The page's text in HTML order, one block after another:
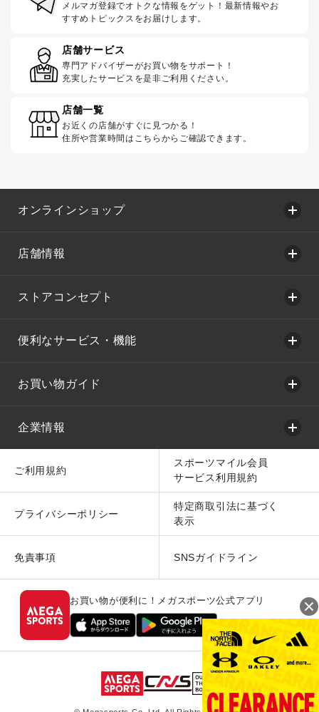
メルマガ登録でオトクな情報をゲット！最新情報やお
すすめトピックスをお届けします。
店舗サービス
専門アドバイザーがお買い物をサポート！
充実したサービスを是非ご利用ください。
店舗一覧
お近くの店舗がすぐに見つかる！
住所や営業時間はこちらからご確認できます。
オンラインショップ
店舗情報
ストアコンセプト
便利なサービス・機能
お買い物ガイド
企業情報
ご利用規約
スポーツマイル会員
サービス利用規約
プライバシーポリシー
特定商取引法に基づく
表示
免責事項 SNSガイドライン
お買い物が便利に！メガスポーツ公式アプリ